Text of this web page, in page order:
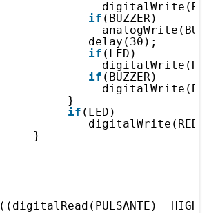
if (BUZZER)
if (LED)
if (BUZZER)
}
if (LED)
}